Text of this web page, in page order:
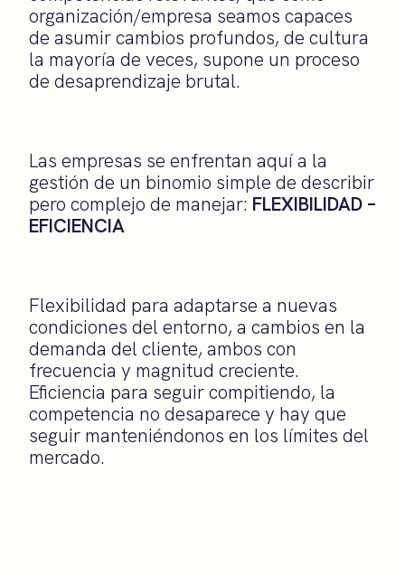
organización/empresa seamos capaces
de asumir cambios profundos, de cultura
la mayoría de veces, supone un proceso
de desaprendizaje brutal.
Las empresas se enfrentan aquí a la
gestión de un binomio simple de describir
pero complejo de manejar: FLEXIBILIDAD –
EFICIENCIA
Flexibilidad para adaptarse a nuevas
condiciones del entorno, a cambios en la
demanda del cliente, ambos con
frecuencia y magnitud creciente.
Eficiencia para seguir compitiendo, la
competencia no desaparece y hay que
seguir manteniéndonos en los límites del
mercado.